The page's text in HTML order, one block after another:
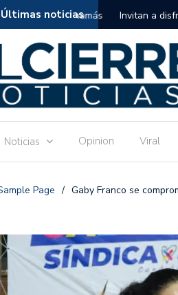
Últimas noticias
para mamás
Invitan a disfrutar las
Ronquillo este jueves.
Noticias Opinion Viral
Page / Gaby Franco se